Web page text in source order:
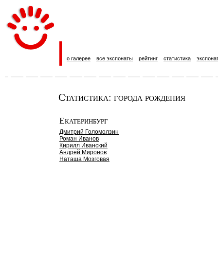
о галерее все экспонаты рейтинг статистика
Статистика: города рождения
Екатеринбург
Дмитрий Голомолзин
Роман Иванов
Кирилл Иванский
Андрей Миронов
Наташа Мозговая